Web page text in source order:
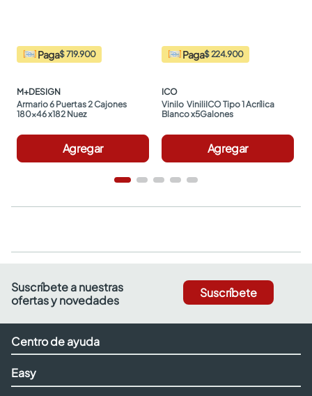
Paga$ 719.900
M+DESIGN
Armario 6 Puertas 2 Cajones
180x46 x182 Nuez
Agregar
Paga$ 224.900
ICO
Vinilo  ViniliICO Tipo 1 Acrílica
Blanco x5Galones
Agregar
Suscríbete a nuestras
ofertas y novedades
Suscríbete
Centro de ayuda
Easy